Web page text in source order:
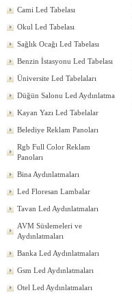
Cami Led Tabelası
Okul Led Tabelası
Sağlık Ocağı Led Tabelası
Benzin İstasyonu Led Tabelası
Üniversite Led Tabelaları
Düğün Salonu Led Aydınlatma
Kayan Yazı Led Tabelalar
Belediye Reklam Panoları
Rgb Full Color Reklam
Panoları
Bina Aydınlatmaları
Led Floresan Lambalar
Tavan Led Aydınlatmaları
AVM Süslemeleri ve
Aydınlatmaları
Banka Led Aydınlatmaları
Gsm Led Aydınlatmaları
Otel Led Aydınlatmaları